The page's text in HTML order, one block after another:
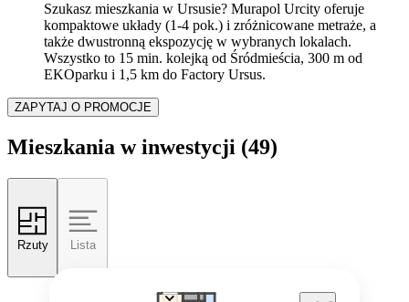
Szukasz mieszkania w Ursusie? Murapol Urcity oferuje
kompaktowe układy (1-4 pok.) i zróżnicowane metraże, a
także dwustronną ekspozycję w wybranych lokalach.
Wszystko to 15 min. kolejką od Śródmieścia, 300 m od
EKOparku i 1,5 km do Factory Ursus.
ZAPYTAJ O PROMOCJE
Mieszkania w inwestycji (49)
Rzuty Lista